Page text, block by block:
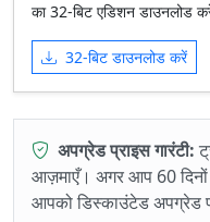
का 32-बिट एडिशन डाउनलोड
32-बिट डाउनलोड करें
अपग्रेड प्राइस गारंटी:
आज़माएँ। अगर आप 60
आपको डिस्काउंटेड अपग्रेड